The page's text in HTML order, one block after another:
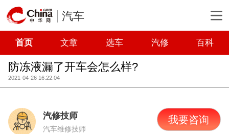
汽车
首页 文章 选车 汽修 百科
防冻液漏了开车会怎么样?
2021-04-26 16:22:04
汽修技师
汽车维修技师
我要咨询